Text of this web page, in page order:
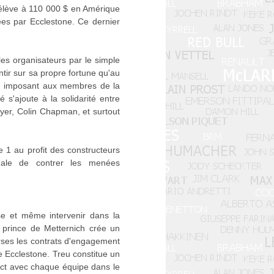
à 110 000 $ en Amérique
par Ecclestone. Ce dernier
organisateurs par le simple
sur sa propre fortune qu'au
aux membres de la
s'ajoute à la solidarité entre
Colin Chapman, et surtout
1 au profit des constructeurs
de contrer les menées
et même intervenir dans la
de Metternich crée un
les contrats d'engagement
Treu constitue un
avec chaque équipe dans le